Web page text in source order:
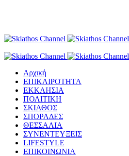
Αρχική
ΕΠΙΚΑΙΡΟΤΗΤΑ
ΕΚΚΛΗΣΙΑ
ΠΟΛΙΤΙΚΗ
ΣΚΙΑΘΟΣ
ΣΠΟΡΑΔΕΣ
ΘΕΣΣΑΛΙΑ
ΣΥΝΕΝΤΕΥΞΕΙΣ
LIFESTYLE
ΕΠΙΚΟΙΝΩΝΙΑ